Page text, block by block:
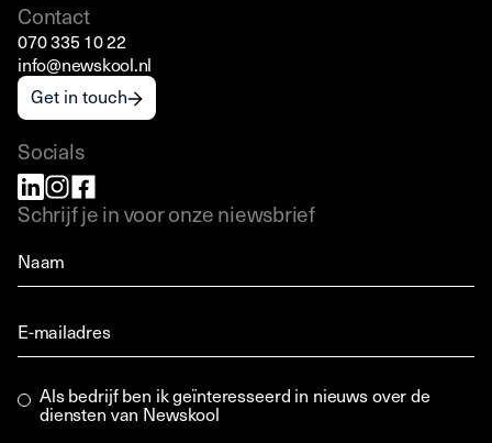
Contact
070 335 10 22
info@newskool.nl
Get in touch
Socials
Schrijf je in voor onze niewsbrief
Als bedrijf ben ik geïnteresseerd in nieuws over de
diensten van Newskool